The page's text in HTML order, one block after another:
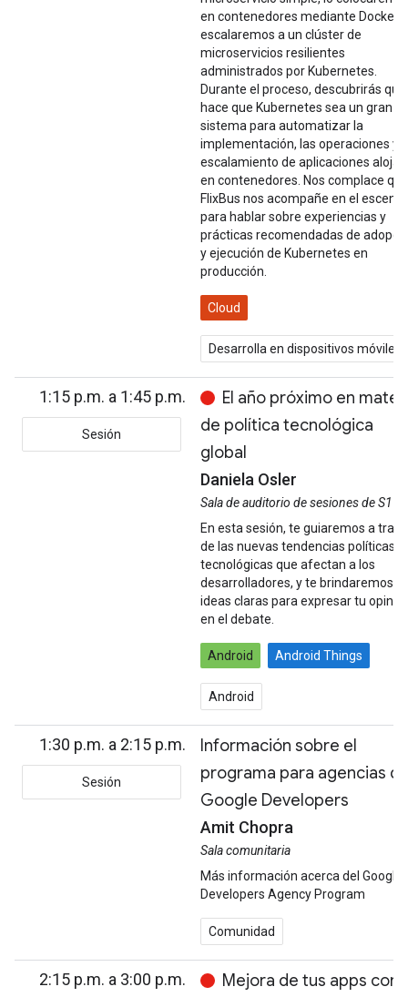
en contenedores mediante Docker
escalaremos a un clúster de
microservicios resilientes
administrados por Kubernetes.
Durante el proceso, descubrirás qué
hace que Kubernetes sea un gran
sistema para automatizar la
implementación, las operaciones y
escalamiento de aplicaciones
en contenedores. Nos complace que
FlixBus nos acompañe en el
para hablar sobre experiencias y
prácticas recomendadas de
y ejecución de Kubernetes en
producción.
Cloud
Desarrolla en dispositivos móviles
1:15 p.m. a 1:45 p.m.
Sesión
El año próximo en
de política tecnológica
global
Daniela Osler
Sala de auditorio de sesiones de S1
En esta sesión, te guiaremos a
de las nuevas tendencias políticas y
tecnológicas que afectan a los
desarrolladores, y te brindaremos
ideas claras para expresar tu
en el debate.
Android Android Things
Android
1:30 p.m. a 2:15 p.m.
Sesión
Información sobre el
programa para agencias
Google Developers
Amit Chopra
Sala comunitaria
Más información acerca del Google
Developers Agency Program
Comunidad
2:15 p.m. a 3:00 p.m.
Mejora de tus apps con